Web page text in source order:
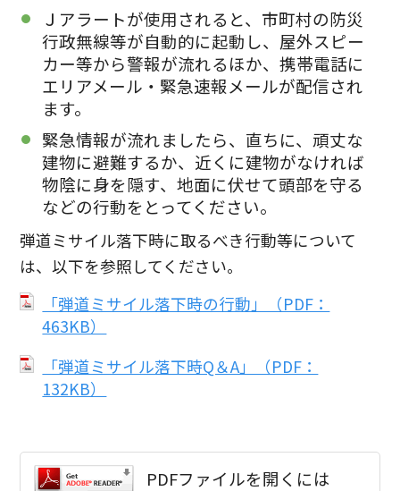
Ｊアラートが使用されると、市町村の防災
行政無線等が自動的に起動し、屋外スピー
カー等から警報が流れるほか、携帯電話に
エリアメール・緊急速報メールが配信され
ます。
緊急情報が流れましたら、直ちに、頑丈な
建物に避難するか、近くに建物がなければ
物陰に身を隠す、地面に伏せて頭部を守る
などの行動をとってください。
弾道ミサイル落下時に取るべき行動等について
は、以下を参照してください。
「弾道ミサイル落下時の行動」（PDF：
463KB）
「弾道ミサイル落下時Q＆A」（PDF：
132KB）
PDFファイルを開くには